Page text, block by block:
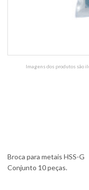
Imagens dos produtos são
Broca para metais HSS-G
Conjunto 10 peças.